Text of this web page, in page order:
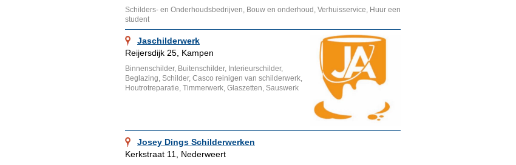
Schilders- en Onderhoudsbedrijven, Bouw en onderhoud, Verhuisservice, Huur een
student
Jaschilderwerk
Reijersdijk 25, Kampen
Binnenschilder, Buitenschilder, Interieurschilder,
Beglazing, Schilder, Casco reinigen van schilderwerk,
Houtrotreparatie, Timmerwerk, Glaszetten, Sauswerk
Josey Dings Schilderwerken
Kerkstraat 11, Nederweert